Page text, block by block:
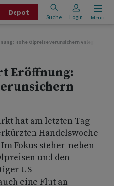
Depot
Suche Login Menu
Hohe Ölpreise verunsichern Anleger
Eröffnung:
hat am letzten Tag
Handelswoche
Fokus stehen neben
und den
US-
eine Flut an